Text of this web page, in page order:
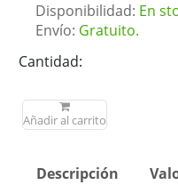
Disponibilidad: En
Envío: Gratuito.
Cantidad:
Añadir al carrito
Descripción